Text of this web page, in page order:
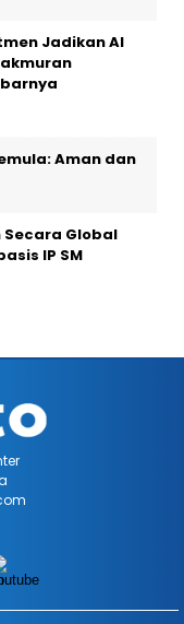
Jadikan AI
Aman dan
Secara Global
IP SM